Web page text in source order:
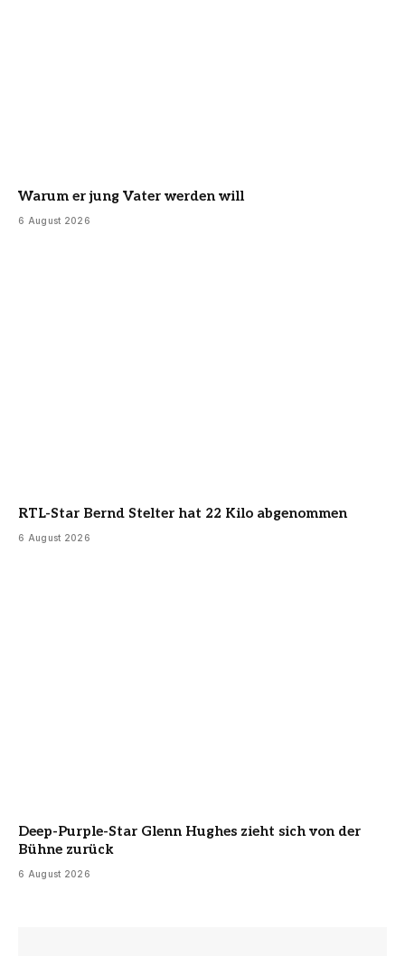
Warum er jung Vater werden will
6 August 2026
RTL-Star Bernd Stelter hat 22 Kilo abgenommen
6 August 2026
Deep-Purple-Star Glenn Hughes zieht sich von der
Bühne zurück
6 August 2026